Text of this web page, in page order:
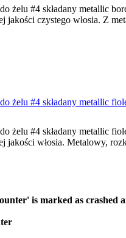
żelu #4 składany metallic
jakości czystego włosia. Z
żelu #4 składany metallic
żelu #4 składany metallic
jakości włosia. Metalowy,
is marked as crashed